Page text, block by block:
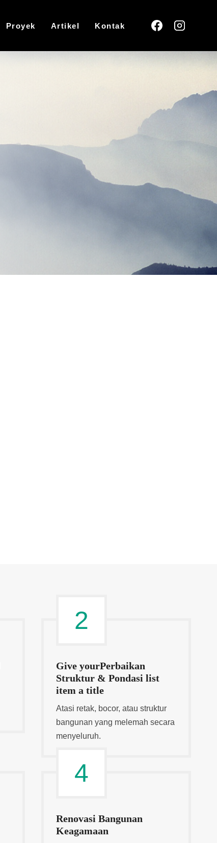
Proyek Artikel Kontak
2
Give yourPerbaikan
Struktur & Pondasi list
item a title
Atasi retak, bocor, atau struktur
bangunan yang melemah secara
menyeluruh.
4
Renovasi Bangunan
Keagamaan